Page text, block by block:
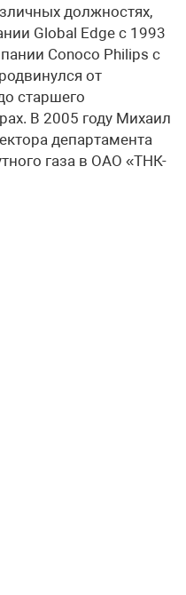
должностях,
Global Edge с 1993
Conoco Philips с
от
старшего
В 2005 году Михаил
департамента
газа в ОАО «ТНК-